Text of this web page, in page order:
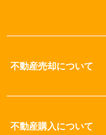
不動産売却について
不動産購入について